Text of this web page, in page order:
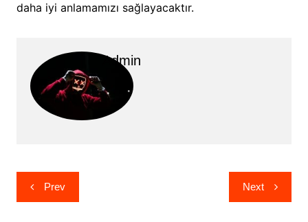
daha iyi anlamamızı sağlayacaktır.
Admin
Post
navigation
Prev Next